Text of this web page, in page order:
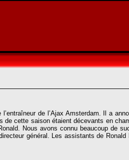
de l’Ajax Amsterdam. Il a
cette saison étaient décevants en
Nous avons connu beaucoup de
général. Les assistants de Ronald